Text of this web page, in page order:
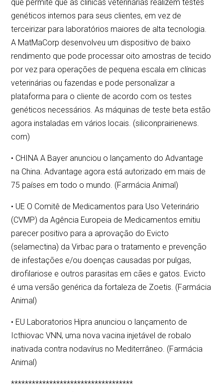
que permite que as clínicas veterinárias realizem testes
genéticos internos para seus clientes, em vez de
terceirizar para laboratórios maiores de alta tecnologia.
A MatMaCorp desenvolveu um dispositivo de baixo
rendimento que pode processar oito amostras de tecido
por vez para operações de pequena escala em clínicas
veterinárias ou fazendas e pode personalizar a
plataforma para o cliente de acordo com os testes
genéticos necessários. As máquinas de teste beta estão
agora instaladas em vários locais. (siliconprairienews.
com)
• CHINA A Bayer anunciou o lançamento do Advantage
na China. Advantage agora está autorizado em mais de
75 países em todo o mundo. (Farmácia Animal)
• UE O Comitê de Medicamentos para Uso Veterinário
(CVMP) da Agência Europeia de Medicamentos emitiu
parecer positivo para a aprovação do Evicto
(selamectina) da Virbac para o tratamento e prevenção
de infestações e/ou doenças causadas por pulgas,
dirofilariose e outros parasitas em cães e gatos. Evicto
é uma versão genérica da fortaleza de Zoetis. (Farmácia
Animal)
• EU Laboratorios Hipra anunciou o lançamento de
Icthiovac VNN, uma nova vacina injetável de robalo
inativada contra nodavírus no Mediterrâneo. (Farmácia
Animal)
***********************************